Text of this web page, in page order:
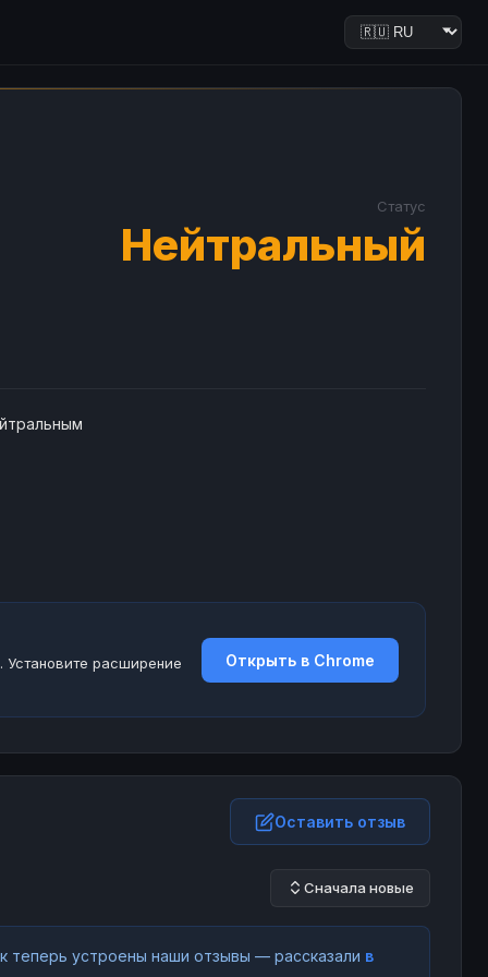
Статус
Нейтральный
Установите расширение
Открыть в Chrome
Оставить отзыв
Сначала новые
теперь устроены наши отзывы — рассказали в